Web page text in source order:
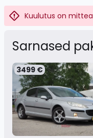
Kuulutus on
Sarnased
3499 €